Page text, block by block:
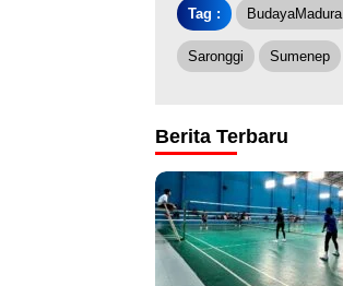
Tag : BudayaMadura
Saronggi Sumenep
Berita Terbaru